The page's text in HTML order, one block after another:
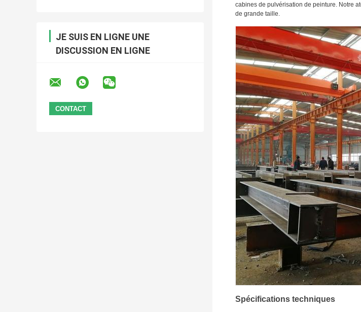
JE SUIS EN LIGNE UNE
DISCUSSION EN LIGNE
cabines de pulvérisation de peinture. Notre
de grande taille.
Spécifications techniques